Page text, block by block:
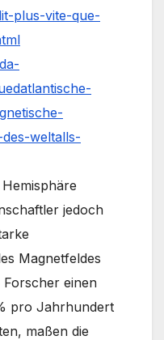
plus-vite-que-
weltalls-
jedoch
Magnetfeldes
Forscher einen
pro Jahrhundert
maßen die